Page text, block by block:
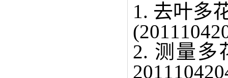
1. 去叶多
2. 测量多